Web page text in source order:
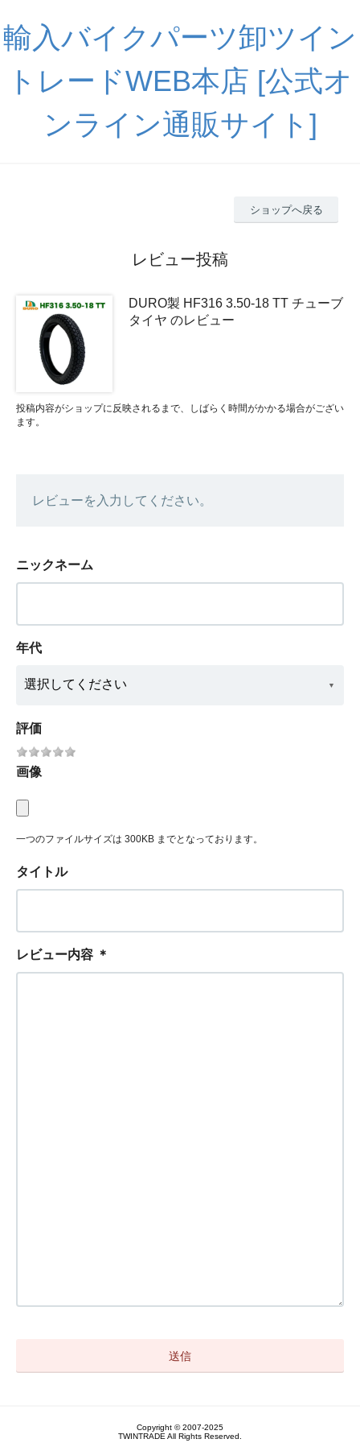
輸入バイクパーツ卸ツイン
トレードWEB本店 [公式オ
ンライン通販サイト]
ショップへ戻る
レビュー投稿
DURO製 HF316 3.50-18 TT チューブ
タイヤ のレビュー
投稿内容がショップに反映されるまで、しばらく時間がかかる場合がござい
ます。
レビューを入力してください。
ニックネーム
年代
評価
画像
一つのファイルサイズは 300KB までとなっております。
タイトル
レビュー内容 ＊
Copyright © 2007-2025
TWINTRADE All Rights Reserved.